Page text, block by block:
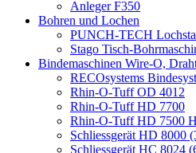
Anleger F350
Bohren und Lochen
PUNCH-TECH
Stago Tisch-
Bindemaschinen Wire-O,
RECOsystems
Rhin-O-Tuff OD 4012
Rhin-O-Tuff HD 7700
Rhin-O-Tuff HD 7500
Schliessgerät HD 8000
Schliessgerät HC 8024